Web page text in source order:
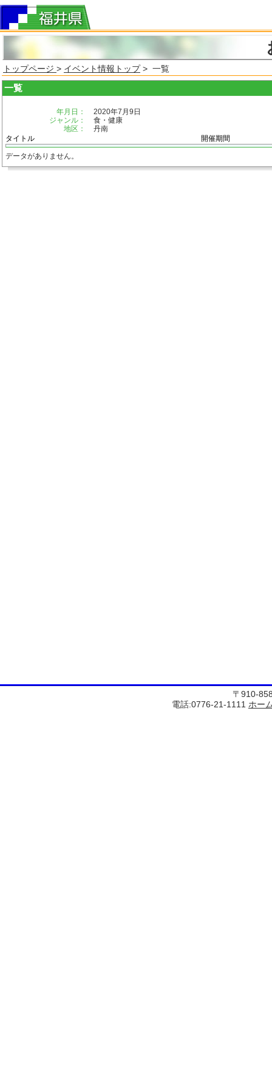
トップページ > イベント情報トップ> 一覧
一覧
年月日：
2020年7月9日
ジャンル：
食・健康
地区：
丹南
タイトル
開催期間
データがありません。
〒910-
電話:0776-21-1111 ホー